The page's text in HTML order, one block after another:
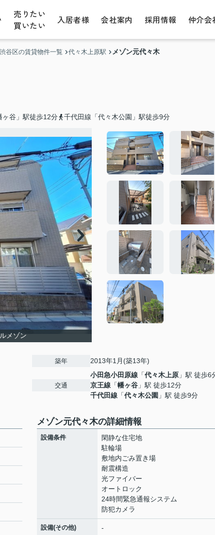
売りたい
買いたい
入居者様 会社案内 採用情報 仲介会
渋谷区の賃貸物件一覧 代々木上原駅 メゾン元代々木
ヶ谷」駅徒歩12分 千代田線「代々木公園」駅徒歩9分
メゾン
築年 2013年1月(築13年)
交通
小田急小田原線 「代々木上原 」駅 徒歩6
京王線 「幡ヶ谷 」駅 徒歩12分
千代田線 「代々木公園 」駅 徒歩9分
メゾン元代々木の詳細情報
設備条件
閑静な住宅地
駐輪場
敷地内ごみ置き場
耐震構造
光ファイバー
オートロック
24時間緊急通報システム
防犯カメラ
設備(その他) -